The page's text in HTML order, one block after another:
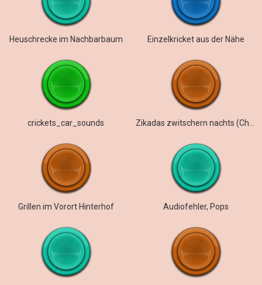
Heuschrecke im Nachbarbaum Einzelkricket aus der Nähe
crickets_car_sounds
Grillen im Vorort Hinterhof Audiofehler, Pops